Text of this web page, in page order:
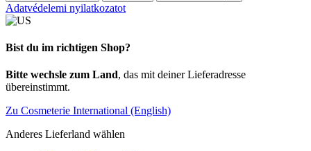
Adatvédelemi nyilatkozatot
Bist du im richtigen Shop?
Bitte wechsle zum Land, das mit deiner Lieferadresse
übereinstimmt.
Zu Cosmeterie International (English)
Anderes Lieferland wählen